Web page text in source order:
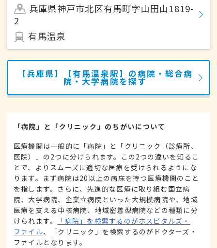
兵庫県神戸市北区有馬町字山田山1819-
2
有馬温泉
【兵庫県】【有馬温泉駅】の病院・総合病
院・大学病院を探す
「病院」と「クリニック」のちがいについて
医療機関は一般的に「病院」と「クリニック（診療所、
医院）」の2つに分けられます。この2つの違いを知るこ
とで、よりスムーズに適切な医療を受けられるようにな
ります。まず病院は20以上の病床を持つ医療機関のこと
を指します。さらに、先進的な医療に取り組む国立病
院、大学病院、企業立病院といった大規模病院や、地域
医療を支える中核病院、地域密着型病院などの種類に分
けられます。
「病院」を検索するのがホスピタルズ・
ファイル、「クリニック」を検索するのがドクターズ・
ファイルとなります。